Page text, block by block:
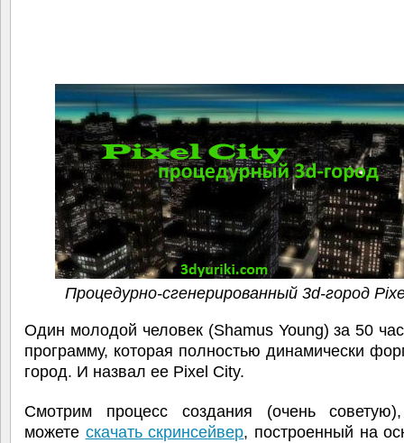
Процедурно-сгенерированный 3d-город
Один молодой человек (Shamus Young) за 50
программу, которая полностью динамически
город. И назвал ее Pixel City.
Смотрим процесс создания (очень
можете скачать скринсейвер, построенный на